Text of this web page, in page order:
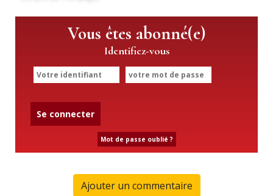
Vous êtes abonné(e)
Identifiez-vous
Se connecter
Mot de passe oublié ?
Ajouter un commentaire